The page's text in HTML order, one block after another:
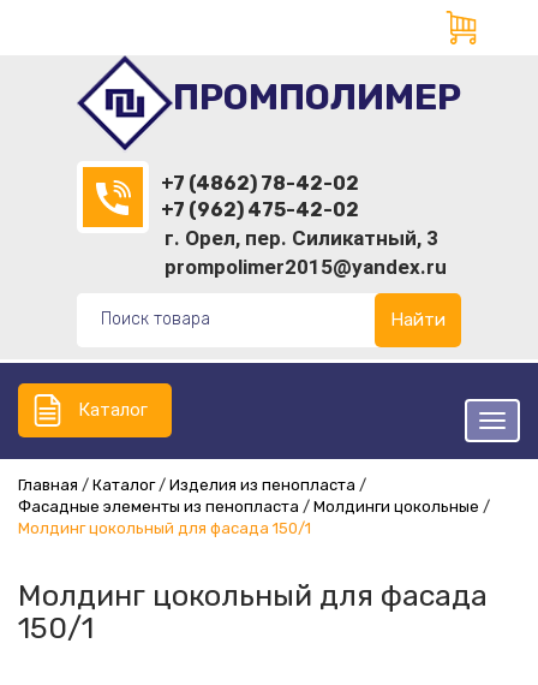
ПРОМПОЛИМЕР
+7 (4862) 78-42-02
+7 (962) 475-42-02
г. Орел, пер. Силикатный, 3
prompolimer2015@yandex.ru
Найти
Каталог
Главная Каталог
Изделия из пенопласта
Фасадные элементы из пенопласта
Молдинги цокольные
Молдинг цокольный для фасада 150/1
Молдинг цокольный для фасада
150/1